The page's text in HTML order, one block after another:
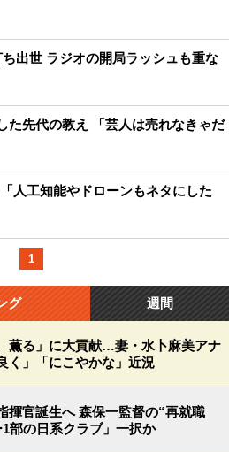
ち出世 ラジオの開局ラッシュも重な
た先代の教え 「芸人は売れなきゃだ
人工知能やドローンもネタにした
1
グ 週間
薫る」に大貢献…妻・水卜麻美アナ
く」「にこやかな」近況
揮官誕生へ 森保一監督の“再就職
部の日系クラブ」一択か